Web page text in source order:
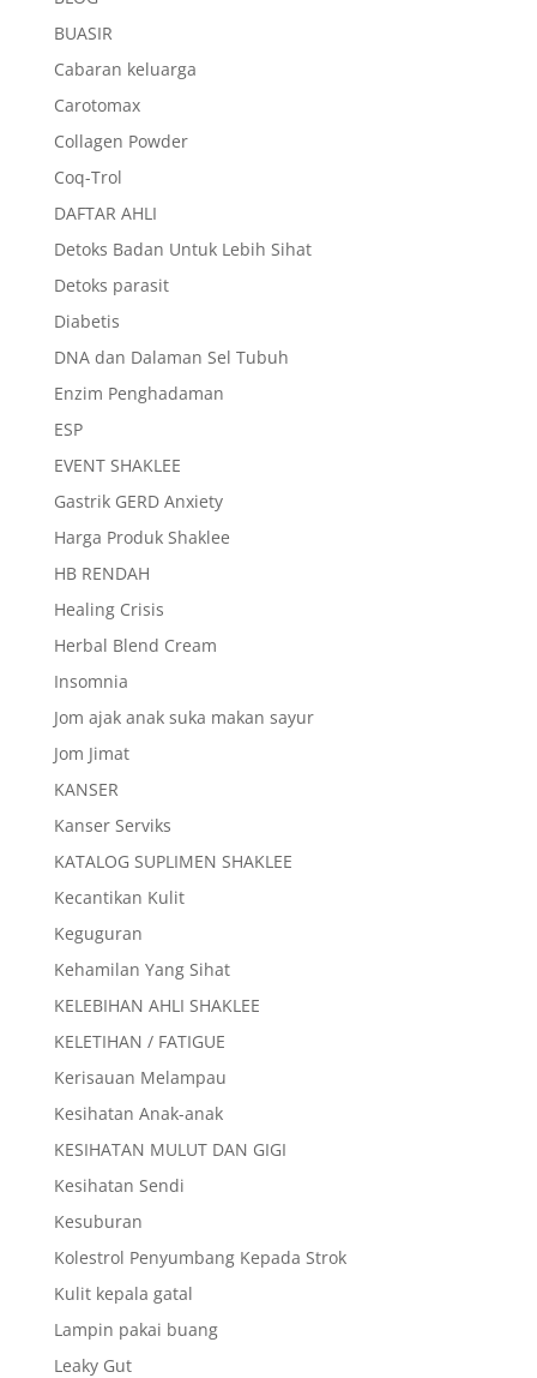
BUASIR
Cabaran keluarga
Carotomax
Collagen Powder
Coq-Trol
DAFTAR AHLI
Detoks Badan Untuk Lebih Sihat
Detoks parasit
Diabetis
DNA dan Dalaman Sel Tubuh
Enzim Penghadaman
ESP
EVENT SHAKLEE
Gastrik GERD Anxiety
Harga Produk Shaklee
HB RENDAH
Healing Crisis
Herbal Blend Cream
Insomnia
Jom ajak anak suka makan sayur
Jom Jimat
KANSER
Kanser Serviks
KATALOG SUPLIMEN SHAKLEE
Kecantikan Kulit
Keguguran
Kehamilan Yang Sihat
KELEBIHAN AHLI SHAKLEE
KELETIHAN / FATIGUE
Kerisauan Melampau
Kesihatan Anak-anak
KESIHATAN MULUT DAN GIGI
Kesihatan Sendi
Kesuburan
Kolestrol Penyumbang Kepada Strok
Kulit kepala gatal
Lampin pakai buang
Leaky Gut